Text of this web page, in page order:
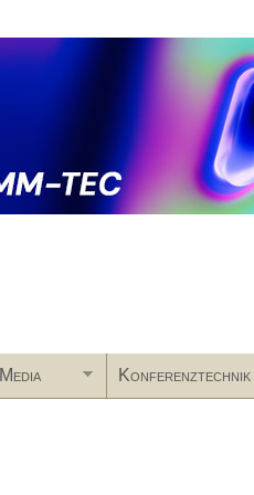
Media Konferenztechnik